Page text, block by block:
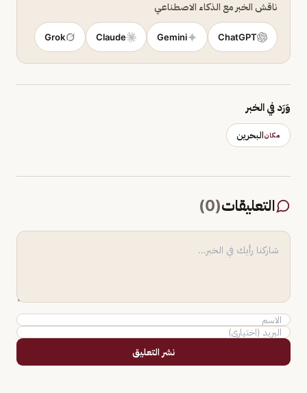
ناقش الخبر مع الذكاء الاصطناعي
ChatGPT
Gemini
Claude
Grok
وَرَد في الخبر
مكانالبحرين
التعليقات(
0
)
نشر التعليق